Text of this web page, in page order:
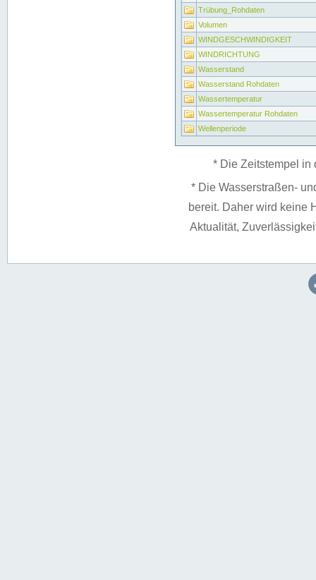
Trübung_Rohdaten
Volumen
WINDGESCHWINDIGKEIT
WINDRICHTUNG
Wasserstand
Wasserstand Rohdaten
Wassertemperatur
Wassertemperatur Rohdaten
Wellenperiode
* Die Zeitstempel in
* Die Wasserstraßen-
bereit. Daher wird keine
Aktualität,